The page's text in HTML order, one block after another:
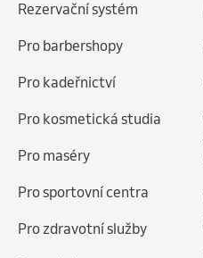
Rezervační systém
Pro barbershopy
Pro kadeřnictví
Pro kosmetická studia
Pro maséry
Pro sportovní centra
Pro zdravotní služby